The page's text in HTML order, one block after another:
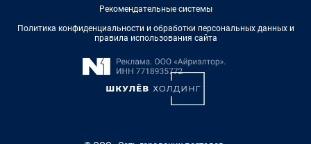
Рекомендательные системы
Политика конфиденциальности и обработки персональных данных и
правила использования сайта